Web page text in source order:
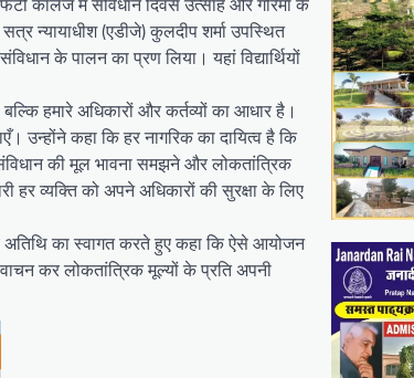
न्यायाधीश (एडीजे) कुलदीप शर्मा उपस्थित
के पालन का प्रण लिया। यहां विद्यार्थियों
हमारे अधिकारों और कर्तव्यों का आधार है।
उन्होंने कहा कि हर नागरिक का दायित्व है कि
की मूल भावना समझने और लोकतांत्रिक
व्यक्ति को अपने अधिकारों की सुरक्षा के लिए
का स्वागत करते हुए कहा कि ऐसे आयोजन
कर लोकतांत्रिक मूल्यों के प्रति अपनी